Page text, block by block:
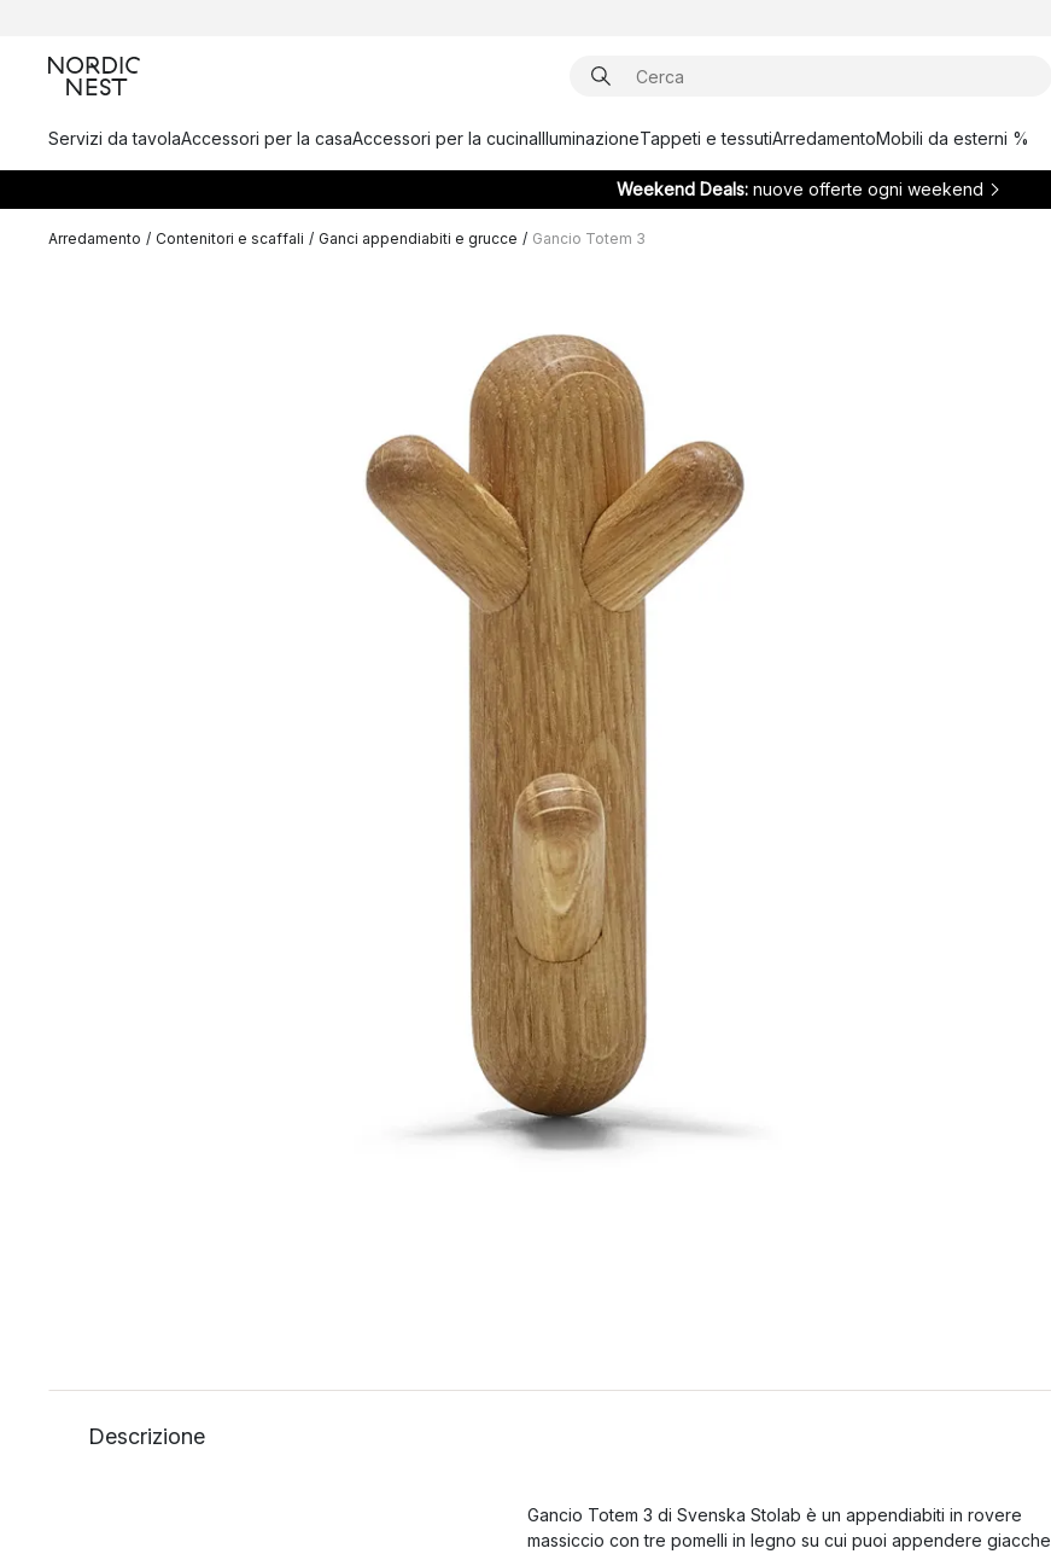
Servizi da tavolaAccessori per la casaAccessori per la cucinaIlluminazioneTappeti e tessutiArredamentoMobili da esterni %
Weekend Deals: nuove offerte ogni weekend
Arredamento / Contenitori e scaffali / Ganci appendiabiti e grucce / Gancio Totem 3
Descrizione
Gancio Totem 3 di Svenska Stolab è un appendiabiti in rovere
massiccio con tre pomelli in legno su cui puoi appendere giacche,